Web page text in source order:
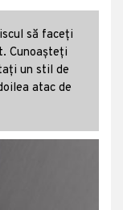
să faceți
Cunoașteți
un stil de
atac de